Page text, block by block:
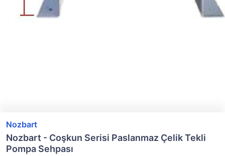
Nozbart
Nozbart - Coşkun Serisi Paslanmaz Çelik Tekli
Pompa Sehpası